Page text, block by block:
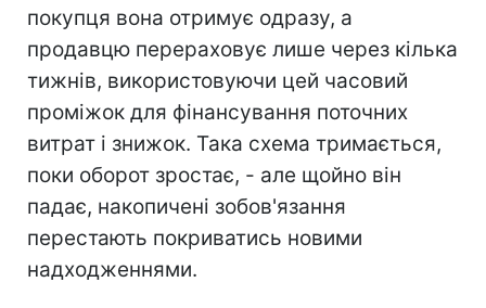
покупця вона отримує одразу, а
продавцю перераховує лише через кілька
тижнів, використовуючи цей часовий
проміжок для фінансування поточних
витрат і знижок. Така схема тримається,
поки оборот зростає, - але щойно він
падає, накопичені зобов'язання
перестають покриватись новими
надходженнями.